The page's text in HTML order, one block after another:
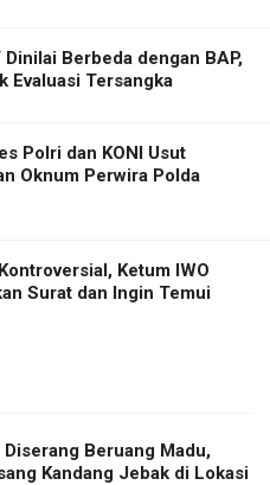
Dinilai Berbeda dengan BAP,
Evaluasi Tersangka
Polri dan KONI Usut
Oknum Perwira Polda
Ketum IWO
Surat dan Ingin Temui
Beruang Madu,
Kandang Jebak di Lokasi